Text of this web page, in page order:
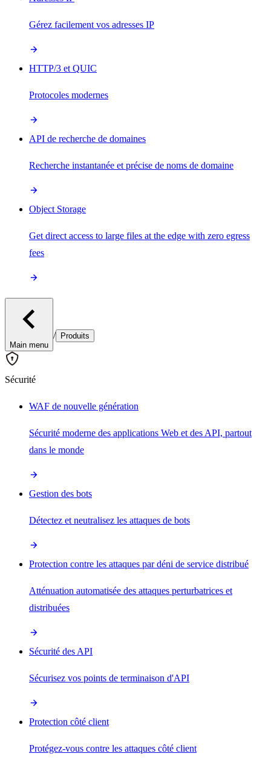
Gérez facilement vos adresses IP
HTTP/3 et QUIC
Protocoles modernes
API de recherche de domaines
Recherche instantanée et précise de noms de domaine
Object Storage
Get direct access to large files at the edge with zero egress
fees
Main menu
/ Produits
Sécurité
WAF de nouvelle génération
Sécurité moderne des applications Web et des API, partout
dans le monde
Gestion des bots
Détectez et neutralisez les attaques de bots
Protection contre les attaques par déni de service distribué
Atténuation automatisée des attaques perturbatrices et
distribuées
Sécurité des API
Sécurisez vos points de terminaison d'API
Protection côté client
Protégez-vous contre les attaques côté client